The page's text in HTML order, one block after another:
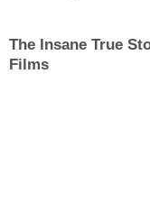
The Insane True
Films